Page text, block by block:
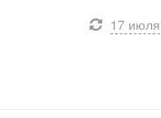
17 июля